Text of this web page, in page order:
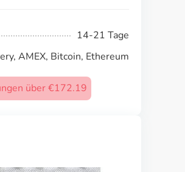
14-21 Tage
AMEX, Bitcoin, Ethereum
über €172.19